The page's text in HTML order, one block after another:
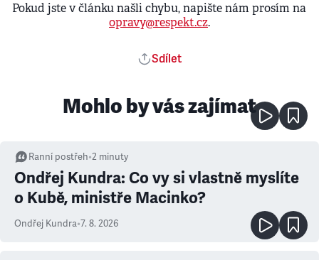
Pokud jste v článku našli chybu, napište nám prosím na
opravy@respekt.cz.
Sdílet
Mohlo by vás zajímat
Ranní postřeh•2 minuty
Ondřej Kundra: Co vy si vlastně myslíte
o Kubě, ministře Macinko?
Ondřej Kundra•7. 8. 2026